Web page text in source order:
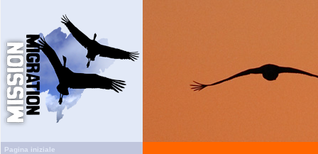
Pagina iniziale